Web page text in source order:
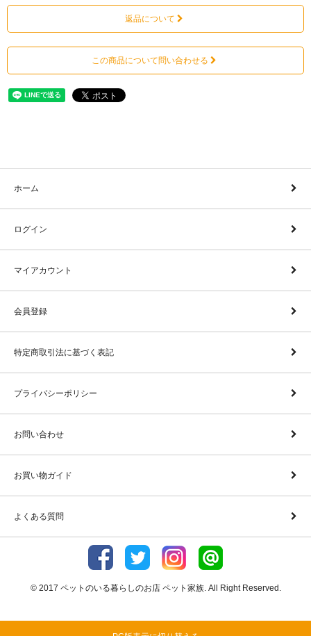
返品について
この商品について問い合わせる
ホーム
ログイン
マイアカウント
会員登録
特定商取引法に基づく表記
プライバシーポリシー
お問い合わせ
お買い物ガイド
よくある質問
© 2017 ペットのいる暮らしのお店 ペット家族. All Right Reserved.